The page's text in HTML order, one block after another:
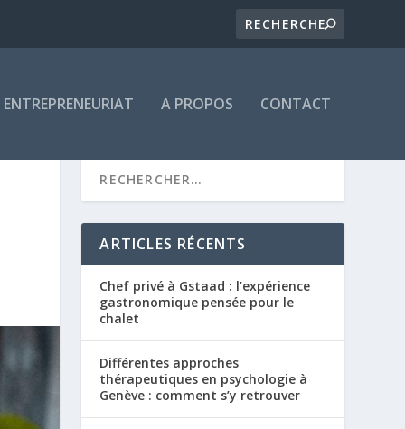
ENTREPRENEURIAT A PROPOS CONTACT
ARTICLES RÉCENTS
Chef privé à Gstaad : l’expérience
gastronomique pensée pour le
chalet
Différentes approches
thérapeutiques en psychologie à
Genève : comment s’y retrouver